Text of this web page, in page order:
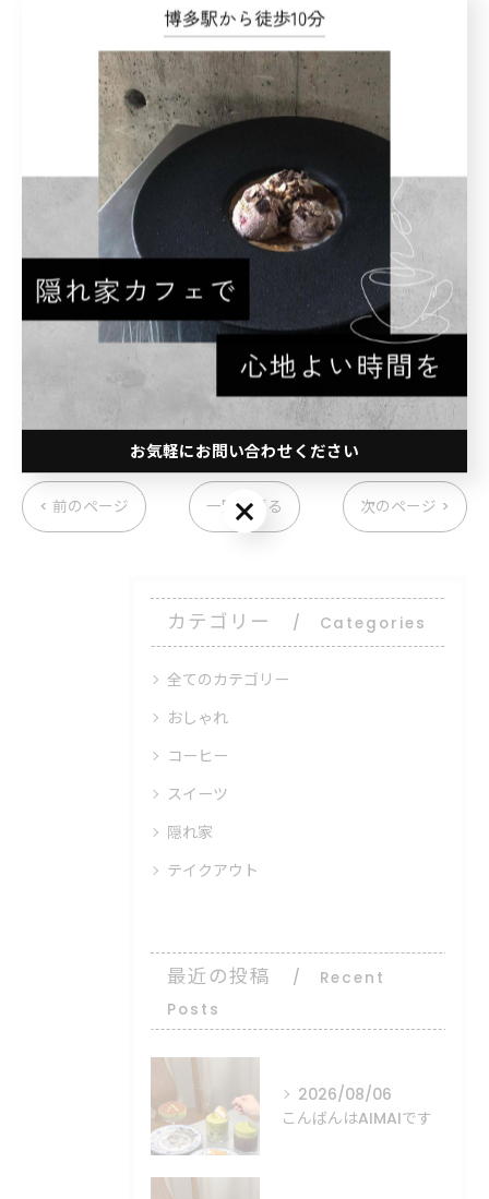
*週44時間（特例措置対象事業場）
*完全週休2日制（希望休、有休あり）
*未経験者歓迎
【 応募方法 】
*顔写真付き履歴書の添付
*面接希望日時
上記を添付,記載の上、メールアドレス
yong.roaster@gmail.com
まで、ご応募をお願い致します。
< 前のページ 一覧に戻る 次のページ >
カテゴリー Categories
全てのカテゴリー
おしゃれ
コーヒー
スイーツ
隠れ家
テイクアウト
最近の投稿
Recent
Posts
2026/08/06
こんばんはAIMAIです
お気軽にお問い合わせください
お気軽にお問い合わせください